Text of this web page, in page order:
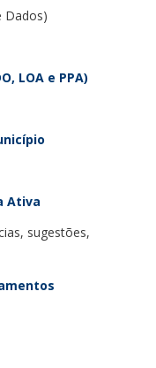
Dados)
LOA e PPA)
Ativa
sugestões,